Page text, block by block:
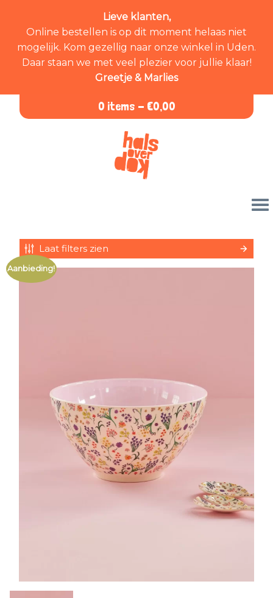
Lieve klanten,
Online bestellen is op dit moment helaas niet
mogelijk. Kom gezellig naar onze winkel in Uden.
Daar staan we met veel plezier voor jullie klaar!
Greetje & Marlies
0 items - €0,00
Laat filters zien
Aanbieding!